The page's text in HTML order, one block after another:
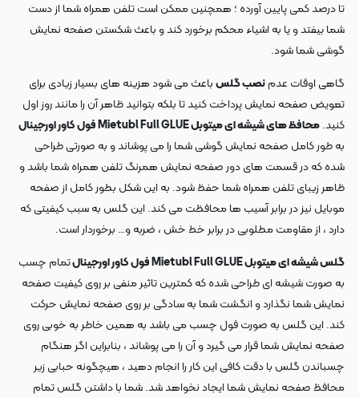
تا درصد کمی پایین آورده ؛ همچنین ممکن است تلفن همراه شما از دست
شما بیفتد و یا به اشیاء محکم برخورد کند و باعث شکستن صفحه نمایش
گوشی شما شود.
گاهی اوقات عدمنصب گلسباعث می شود هزینه های بسیار زیادی برای
تعویض صفحه نمایش پرداخت کنید تا بلکه بتوانید ظاهر آن را مانند روز اول
کنید.محافظ های شیشه ای میتوبل Mietubl Full GLUE فول کاور اورجینال
به طور کامل صفحه نمایش گوشی شما را می پوشاند و به صورتی طراحی
شده که در قسمت های دور صفحه نمایش همرنگ تلفن همراه شما باشد و
ظاهر زیبای تلفن همراه شما حفظ شود. به این شکل بطور کامل از صفحه
موبایل نیز در برابر آسیب ها محافظت می کند. این گلس به سبب کیفیتی که
دارد ، از مقاومت مطلوبی در برابر خط خش ، ضربه و… برخوردار است.
گلس شیشه ای میتوبل Mietubl Full GLUE فول کاور اورجینال
تمام چسب
به صورت شیشه ای طراحی شده که کمترین تاثیر منفی بر روی کیفیت صفحه
نمایش شما نگذارد و انگشت شما به سادگی بر روی صفحه نمایش حرکت
کند. این گلس به صورت فول چسب می باشد به همین خاطر به خوبی روی
صفحه نمایش شما قرار می گیرد و آن را می پوشاند ، بنابراین اگر هنگام
چسباندن گلس با دقت کافی این کار را انجام دهید ، هیچگونه حبابی زیر
محافظ صفحه نمایش شما ایجاد نخواهد شد. شما با داشتن گلس تمام